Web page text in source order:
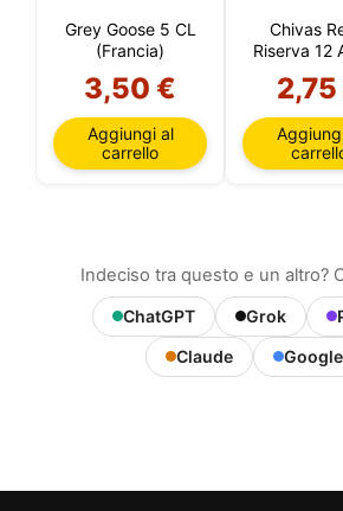
Grey Goose 5 CL
(Francia)
3,50 €
Aggiungi al
carrello
Chivas
Riserva 12
Indeciso tra questo e un altro?
ChatGPT Grok
Claude